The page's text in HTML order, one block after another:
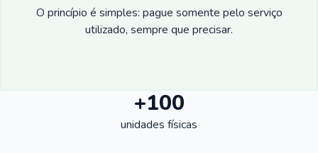
O princípio é simples: pague somente pelo serviço
utilizado, sempre que precisar.
+100
unidades físicas